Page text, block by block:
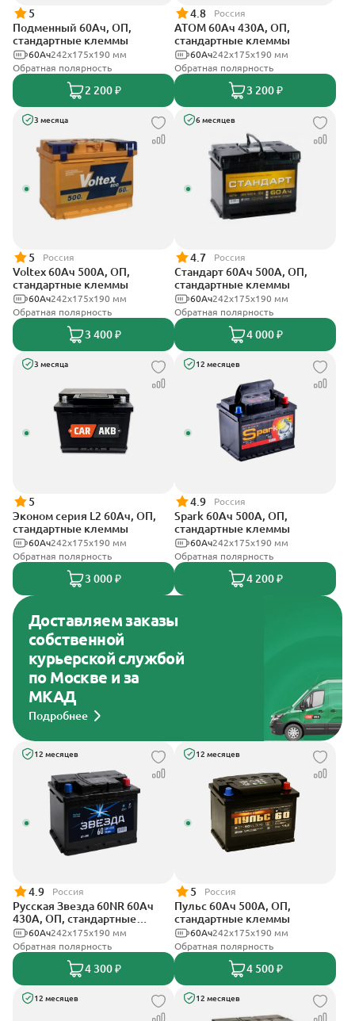
5
Подменный 60Ач, ОП,
стандартные клеммы
242х175х190 мм
60Ач
Обратная полярность
2 200 ₽
4.8 Россия
АТОМ 60Ач 430А, ОП,
стандартные клеммы
242х175х190 мм
60Ач
Обратная полярность
3 200 ₽
3 месяца
5 Россия
Voltex 60Ач 500А, ОП,
стандартные клеммы
242х175х190 мм
60Ач
Обратная полярность
3 400 ₽
6 месяцев
4.7 Россия
Стандарт 60Ач 500А, ОП,
стандартные клеммы
242x175x190 мм
60Ач
Обратная полярность
4 000 ₽
3 месяца
5
Эконом серия L2 60Ач, ОП,
стандартные клеммы
242х175х190 мм
60Ач
Обратная полярность
3 000 ₽
12 месяцев
4.9 Россия
Spark 60Ач 500А, ОП,
стандартные клеммы
242х175х190 мм
60Ач
Обратная полярность
4 200 ₽
Доставляем заказы
собственной
курьерской службой
по Москве и за
МКАД
Подробнее
12 месяцев
4.9 Россия
Русская Звезда 60NR 60Ач
430А, ОП, стандартные
клеммы242x175x190 мм
60Ач
Обратная полярность
4 300 ₽
12 месяцев
5 Россия
Пульс 60Ач 500А, ОП,
стандартные клеммы
242x175x190 мм
60Ач
Обратная полярность
4 500 ₽
12 месяцев 12 месяцев